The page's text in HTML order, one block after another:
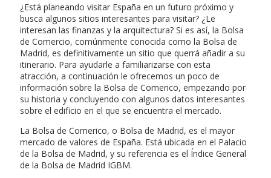
¿Está planeando visitar España en un futuro próximo y
busca algunos sitios interesantes para visitar? ¿Le
interesan las finanzas y la arquitectura? Si es así, la Bolsa
de Comercio, comúnmente conocida como la Bolsa de
Madrid, es definitivamente un sitio que querrá añadir a su
itinerario. Para ayudarle a familiarizarse con esta
atracción, a continuación le ofrecemos un poco de
información sobre la Bolsa de Comerico, empezando por
su historia y concluyendo con algunos datos interesantes
sobre el edificio en el que se encuentra el mercado.
La Bolsa de Comerico, o Bolsa de Madrid, es el mayor
mercado de valores de España. Está ubicada en el Palacio
de la Bolsa de Madrid, y su referencia es el Índice General
de la Bolsa de Madrid IGBM.